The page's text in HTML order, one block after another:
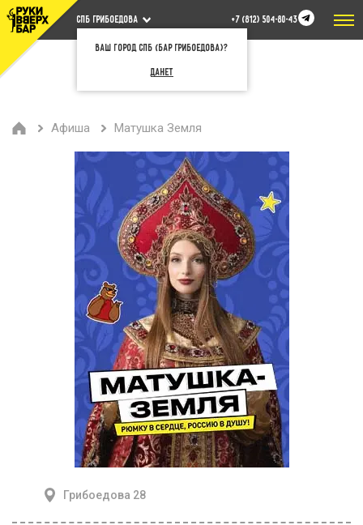
СПБ Грибоедова
Ваш город СПб (бар Грибоедова)?
ДаНет
+7 (812) 504-80-43
Афиша Матушка Земля
Грибоедова 28